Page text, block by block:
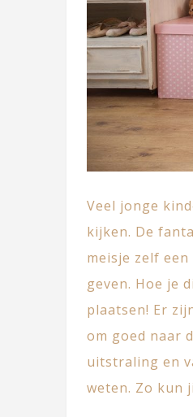
Veel jonge
kijken. De
meisje zelf
geven. Hoe je
plaatsen! Er
om goed naar
uitstraling en
weten. Zo kun